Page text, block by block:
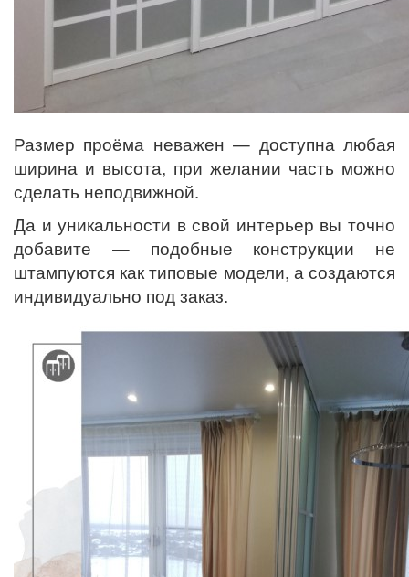
Размер проёма неважен — доступна любая
ширина и высота, при желании часть можно
сделать неподвижной.
Да и уникальности в свой интерьер вы точно
добавите — подобные конструкции не
штампуются как типовые модели, а создаются
индивидуально под заказ.